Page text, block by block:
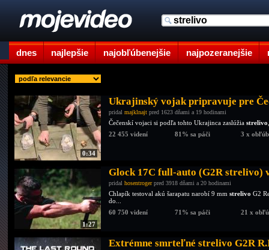
dnes najlepšie najobľúbenejšie najpozeranejšie
0:34
Ukrajinský vojak pripravuje pre
pridal majklnajt pred 1623 dňami a 19 hodinami
Čečenskí vojaci si podľa tohto Ukrajinca zaslúžia strelivo
22 455 videní
81% sa páči 3 x
1:27
Glock 17C full-auto (G2R strelivo)
pridal hosentrogerpred 3918 dňami a 20 hodinami
Chlapík testoval akú šarapatu narobí 9 mm strelivo G2
do...
60 750 videní
71% sa páči 21 x
Extrémne smrteľné strelivo G2R